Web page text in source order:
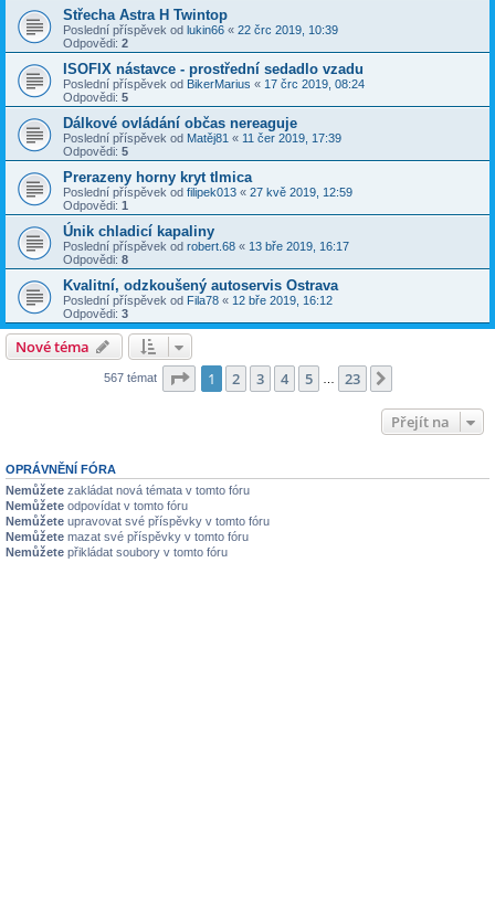
Střecha Astra H Twintop
Poslední příspěvek od lukin66 « 22 črc 2019, 10:39
Odpovědi: 2
ISOFIX nástavce - prostřední sedadlo vzadu
Poslední příspěvek od BikerMarius « 17 črc 2019, 08:24
Odpovědi: 5
Dálkové ovládání občas nereaguje
Poslední příspěvek od Matěj81 « 11 čer 2019, 17:39
Odpovědi: 5
Prerazeny horny kryt tlmica
Poslední příspěvek od filipek013 « 27 kvě 2019, 12:59
Odpovědi: 1
Únik chladicí kapaliny
Poslední příspěvek od robert.68 « 13 bře 2019, 16:17
Odpovědi: 8
Kvalitní, odzkoušený autoservis Ostrava
Poslední příspěvek od Fila78 « 12 bře 2019, 16:12
Odpovědi: 3
Nové téma
567 témat Stránka z 23
1 2 3 4 5 … 23
Přejít na
OPRÁVNĚNÍ FÓRA
Nemůžete zakládat nová témata v tomto fóru
Nemůžete odpovídat v tomto fóru
Nemůžete upravovat své příspěvky v tomto fóru
Nemůžete mazat své příspěvky v tomto fóru
Nemůžete přikládat soubory v tomto fóru